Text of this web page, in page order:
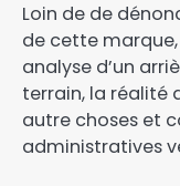
Loin de de
de cette
analyse d’un
terrain, la réalité
autre choses et
administratives